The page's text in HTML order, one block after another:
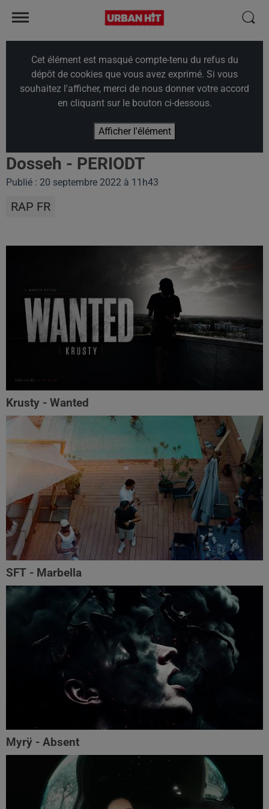
Cet élément est masqué compte-tenu du refus du
dépôt de cookies que vous avez exprimé. Si vous
souhaitez l'afficher, merci de nous donner votre accord
en cliquant sur le bouton ci-dessous.
Afficher l'élément
Dosseh - PERIODT
Publié : 20 septembre 2022 à 11h43
RAP FR
Krusty - Wanted
SFT - Marbella
Myrÿ - Absent